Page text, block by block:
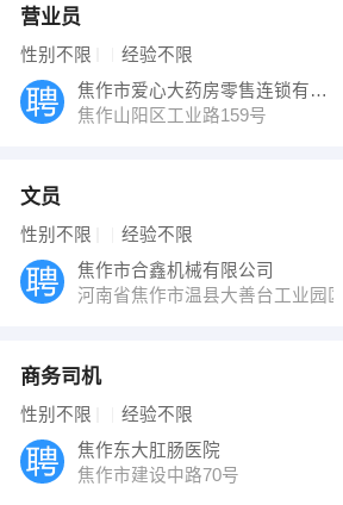
营业员
性别不限 经验不限
焦作市爱心大药房零售连锁有限责任公司
焦作山阳区工业路159号
文员
性别不限 经验不限
焦作市合鑫机械有限公司
河南省焦作市温县大善台工业园区
商务司机
性别不限 经验不限
焦作东大肛肠医院
焦作市建设中路70号